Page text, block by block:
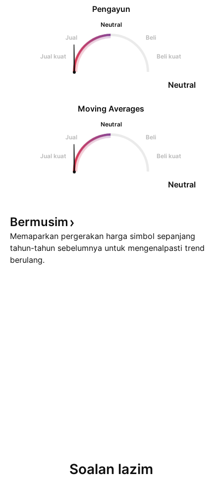
Pengayun
Neutral
Jual
Beli
Jual kuat Beli kuat
Neutral
Moving Averages
Neutral
Jual
Beli
Jual kuat Beli kuat
Neutral
Bermusim
Memaparkan pergerakan harga simbol sepanjang
tahun-tahun sebelumnya untuk mengenalpasti trend
berulang.
Soalan lazim